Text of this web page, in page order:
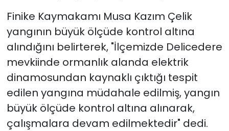
Finike Kaymakamı Musa Kazım Çelik
yangının büyük ölçüde kontrol altına
alındığını belirterek, "İlçemizde Delicedere
mevkiinde ormanlık alanda elektrik
dinamosundan kaynaklı çıktığı tespit
edilen yangına müdahale edilmiş, yangın
büyük ölçüde kontrol altına alınarak,
çalışmalara devam edilmektedir" dedi.